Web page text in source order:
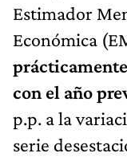
Estimador
Económica
con el año
p.p. a la
serie